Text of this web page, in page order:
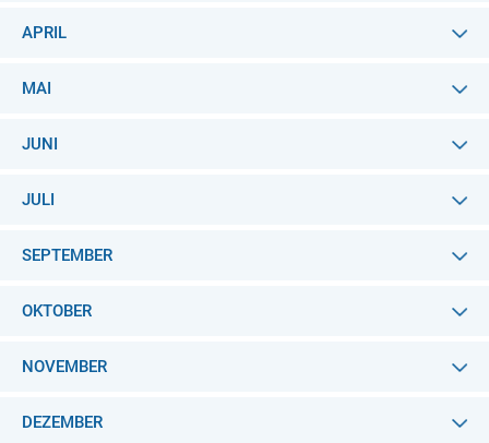
APRIL
MAI
JUNI
JULI
SEPTEMBER
OKTOBER
NOVEMBER
DEZEMBER